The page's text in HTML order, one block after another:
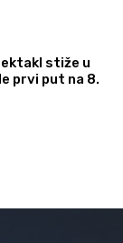
stiže u
prvi put na 8.